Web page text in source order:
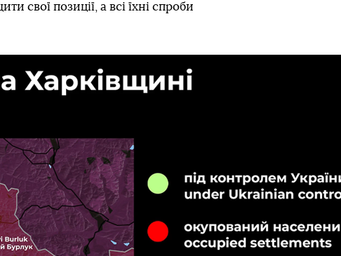
свої позиції, а всі їхні спроби